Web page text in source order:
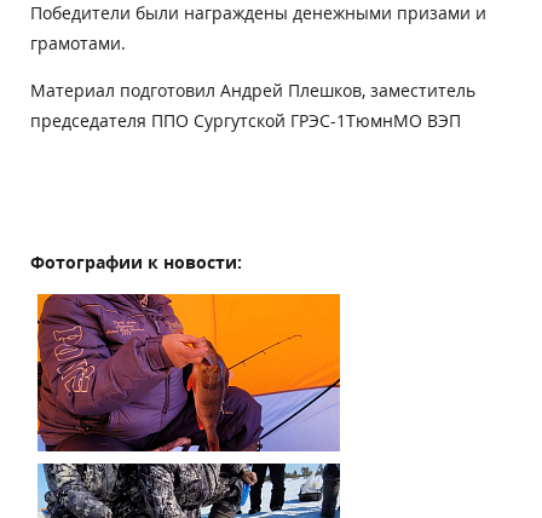
Победители были награждены денежными призами и
грамотами.
Материал подготовил Андрей Плешков, заместитель
председателя ППО Сургутской ГРЭС-1ТюмнМО ВЭП
Фотографии к новости: